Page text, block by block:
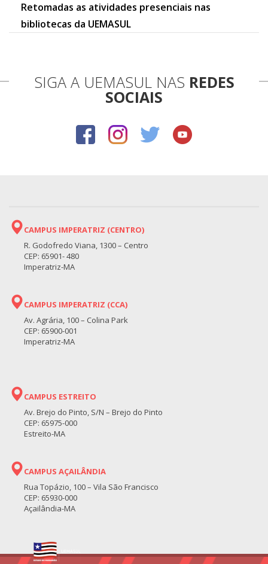
Retomadas as atividades presenciais nas
bibliotecas da UEMASUL
SIGA A UEMASUL NAS REDES
SOCIAIS
CAMPUS IMPERATRIZ (CENTRO)
R. Godofredo Viana, 1300 – Centro
CEP: 65901- 480
Imperatriz-MA
CAMPUS IMPERATRIZ (CCA)
Av. Agrária, 100 – Colina Park
CEP: 65900-001
Imperatriz-MA
CAMPUS ESTREITO
Av. Brejo do Pinto, S/N – Brejo do Pinto
CEP: 65975-000
Estreito-MA
CAMPUS AÇAILÂNDIA
Rua Topázio, 100 – Vila São Francisco
CEP: 65930-000
Açailândia-MA